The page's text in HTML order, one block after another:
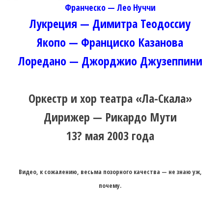
Франческо — Лео Нуччи
Лукреция — Димитра Теодоссиу
Якопо — Франциско Казанова
Лоредано — Джорджио Джузеппини
Оркестр и хор театра «Ла-Скала»
Дирижер — Рикардо Мути
13? мая 2003 года
Видео, к сожалению, весьма позорного качества — не знаю уж,
почему.